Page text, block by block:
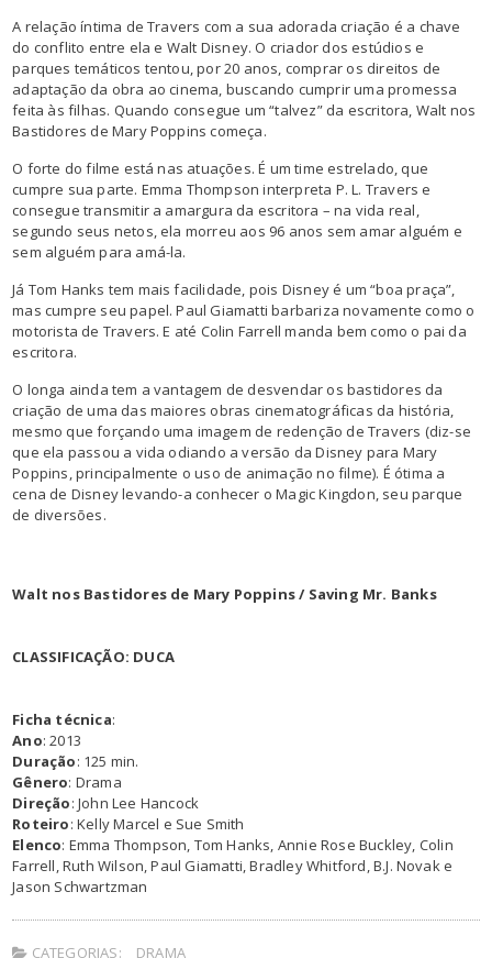
A relação íntima de Travers com a sua adorada criação é a chave
do conflito entre ela e Walt Disney. O criador dos estúdios e
parques temáticos tentou, por 20 anos, comprar os direitos de
adaptação da obra ao cinema, buscando cumprir uma promessa
feita às filhas. Quando consegue um “talvez” da escritora, Walt nos
Bastidores de Mary Poppins começa.
O forte do filme está nas atuações. É um time estrelado, que
cumpre sua parte. Emma Thompson interpreta P. L. Travers e
consegue transmitir a amargura da escritora – na vida real,
segundo seus netos, ela morreu aos 96 anos sem amar alguém e
sem alguém para amá-la.
Já Tom Hanks tem mais facilidade, pois Disney é um “boa praça”,
mas cumpre seu papel. Paul Giamatti barbariza novamente como o
motorista de Travers. E até Colin Farrell manda bem como o pai da
escritora.
O longa ainda tem a vantagem de desvendar os bastidores da
criação de uma das maiores obras cinematográficas da história,
mesmo que forçando uma imagem de redenção de Travers (diz-se
que ela passou a vida odiando a versão da Disney para Mary
Poppins, principalmente o uso de animação no filme). É ótima a
cena de Disney levando-a conhecer o Magic Kingdon, seu parque
de diversões.
Walt nos Bastidores de Mary Poppins / Saving Mr. Banks
CLASSIFICAÇÃO: DUCA
Ficha técnica:
Ano: 2013
Duração: 125 min.
Gênero: Drama
Direção: John Lee Hancock
Roteiro: Kelly Marcel e Sue Smith
Elenco: Emma Thompson, Tom Hanks, Annie Rose Buckley, Colin
Farrell, Ruth Wilson, Paul Giamatti, Bradley Whitford, B.J. Novak e
Jason Schwartzman
CATEGORIAS:
DRAMA